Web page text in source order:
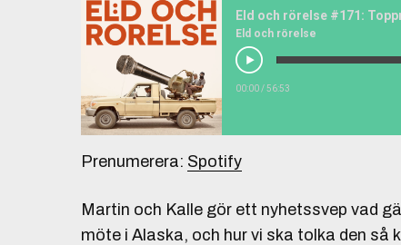
Eld och rörelse #171:
Eld och rörelse
00:00/56:53
Prenumerera: Spotify
Martin och Kalle gör ett nyhetssvep vad
möte i Alaska, och hur vi ska tolka den så